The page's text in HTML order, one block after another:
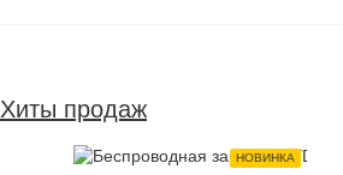
Хиты продаж
НОВИНКА